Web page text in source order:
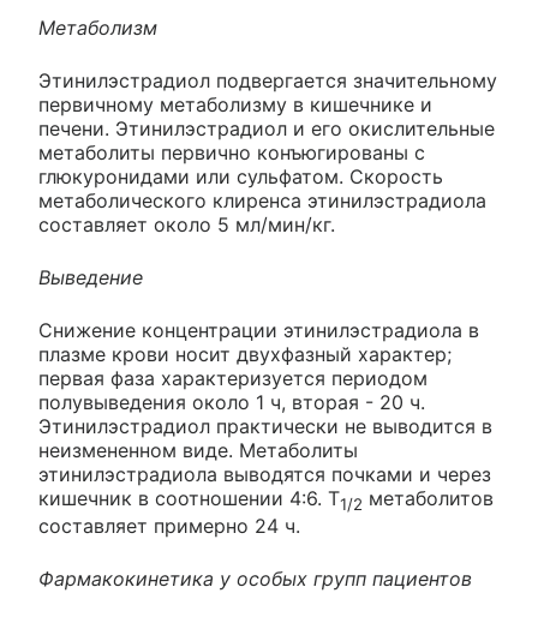
Метаболизм
Этинилэстрадиол подвергается значительному
первичному метаболизму в кишечнике и
печени. Этинилэстрадиол и его окислительные
метаболиты первично конъюгированы с
глюкуронидами или сульфатом. Скорость
метаболического клиренса этинилэстрадиола
составляет около 5 мл/мин/кг.
Выведение
Снижение концентрации этинилэстрадиола в
плазме крови носит двухфазный характер;
первая фаза характеризуется периодом
полувыведения около 1 ч, вторая - 20 ч.
Этинилэстрадиол практически не выводится в
неизмененном виде. Метаболиты
этинилэстрадиола выводятся почками и через
кишечник в соотношении 4:6. Т1/2 метаболитов
составляет примерно 24 ч.
Фармакокинетика у особых групп пациентов